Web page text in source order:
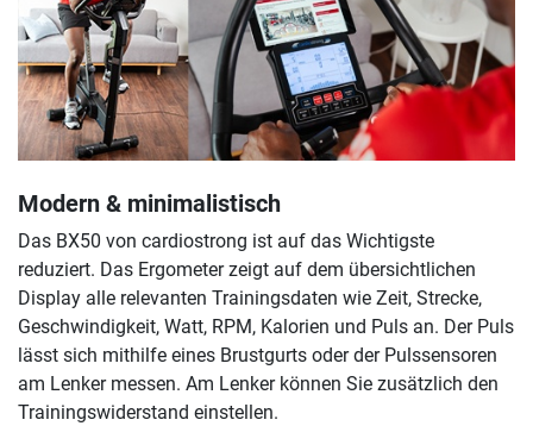
Modern & minimalistisch
Das BX50 von cardiostrong ist auf das Wichtigste
reduziert. Das Ergometer zeigt auf dem übersichtlichen
Display alle relevanten Trainingsdaten wie Zeit, Strecke,
Geschwindigkeit, Watt, RPM, Kalorien und Puls an. Der Puls
lässt sich mithilfe eines Brustgurts oder der Pulssensoren
am Lenker messen. Am Lenker können Sie zusätzlich den
Trainingswiderstand einstellen.